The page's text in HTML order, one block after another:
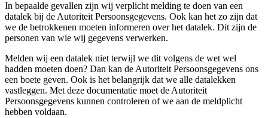
In bepaalde gevallen zijn wij verplicht melding te doen van een
datalek bij de Autoriteit Persoonsgegevens. Ook kan het zo zijn dat
we de betrokkenen moeten informeren over het datalek. Dit zijn de
personen van wie wij gegevens verwerken.
Melden wij een datalek niet terwijl we dit volgens de wet wel
hadden moeten doen? Dan kan de Autoriteit Persoonsgegevens ons
een boete geven. Ook is het belangrijk dat we alle datalekken
vastleggen. Met deze documentatie moet de Autoriteit
Persoonsgegevens kunnen controleren of we aan de meldplicht
hebben voldaan.